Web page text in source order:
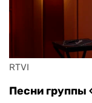
RTVI
Песни группы